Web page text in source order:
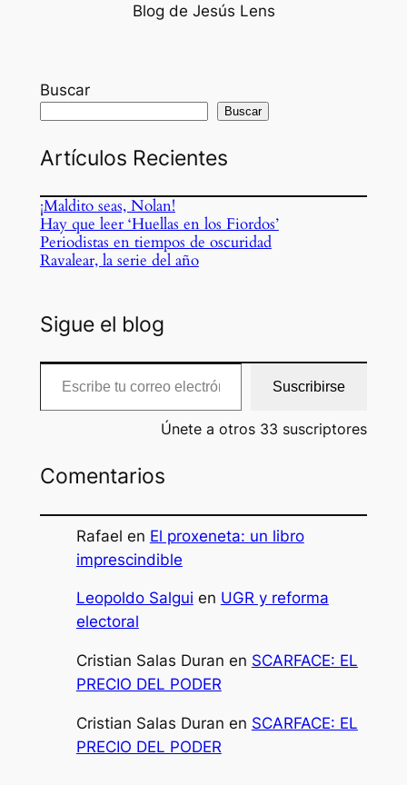
Blog de Jesús Lens
Buscar
Buscar
Artículos Recientes
¡Maldito seas, Nolan!
Hay que leer ‘Huellas en los Fiordos’
Periodistas en tiempos de oscuridad
Ravalear, la serie del año
Sigue el blog
Escribe tu correo electrónico…
Suscribirse
Únete a otros 33 suscriptores
Comentarios
Rafael en El proxeneta: un libro
imprescindible
Leopoldo Salgui en UGR y reforma
electoral
Cristian Salas Duran en SCARFACE: EL
PRECIO DEL PODER
Cristian Salas Duran en SCARFACE: EL
PRECIO DEL PODER